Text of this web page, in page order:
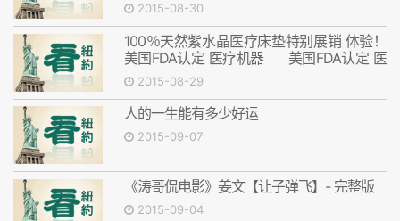
2015-08-30
100％天然紫水晶医疗床垫特别展销 体验！
美国FDA认定 医疗机器 美国FDA认定 医
疗机器
2015-08-29
人的一生能有多少好运
2015-09-07
《涛哥侃电影》姜文【让子弹飞】- 完整版
2015-09-04